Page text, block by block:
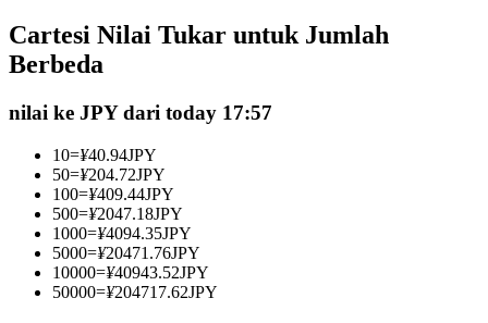
Menjadi Pedagang Salinan
Nikmati pembagian keuntungan dan komisi copy trading
Cartesi Nilai Tukar untuk Jumlah
Berbeda
nilai ke JPY dari today 17:57
10=¥40.94JPY
50=¥204.72JPY
100=¥409.44JPY
500=¥2047.18JPY
1000=¥4094.35JPY
5000=¥20471.76JPY
10000=¥40943.52JPY
50000=¥204717.62JPY